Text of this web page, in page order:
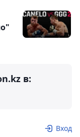
в:
Вход